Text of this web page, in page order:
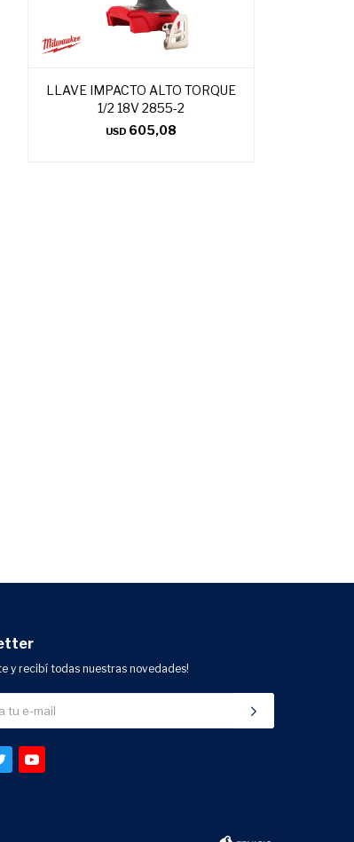
LLAVE IMPACTO ALTO TORQUE
1/2 18V 2855-2
USD 605,08
y recibí todas nuestras novedades!
